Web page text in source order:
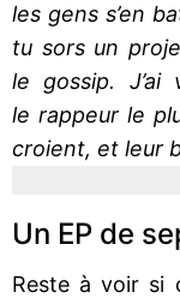
les gens s’en
tu sors un
le gossip.
le rappeur le
croient, et leur
Un EP de
Reste à voir si